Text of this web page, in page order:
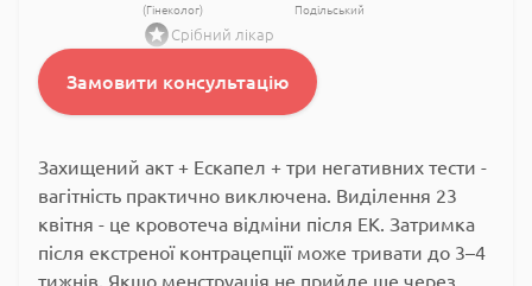
(Гінеколог)
Подільський
Срібний лікар
Замовити консультацію
Захищений акт + Ескапел + три негативних тести -
вагітність практично виключена. Виділення 23
квітня - це кровотеча відміни після ЕК. Затримка
після екстреної контрацепції може тривати до 3–4
тижнів. Якщо менструація не прийде ще через